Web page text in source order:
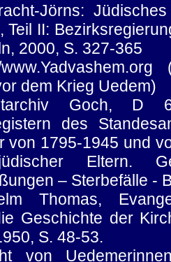
Jörns:
Teil II:
2000, S. 327-365
dem Krieg Uedem)
Goch, D
des
von 1795-1945 und
Eltern.
– Sterbefälle -
Thomas,
Geschichte der
S. 48-53.
von